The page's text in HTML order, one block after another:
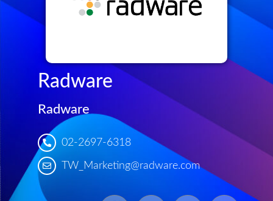
Radware
Radware
02-2697-6318
TW_Marketing@radware.com